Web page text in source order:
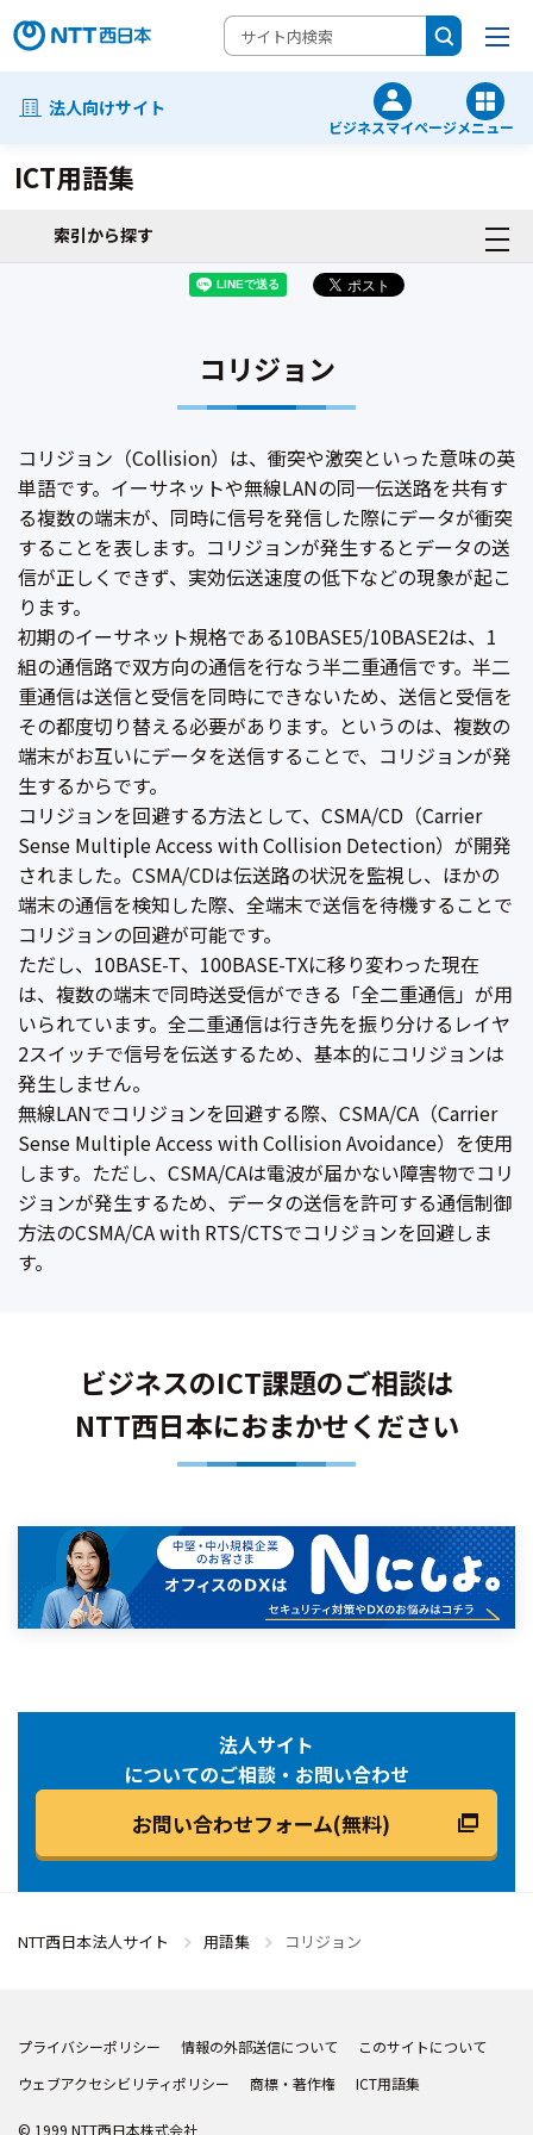
法人向けサイト
ビジネスマイページメニュー
ICT用語集
索引から探す
コリジョン
コリジョン（Collision）は、衝突や激突といった意味の英
単語です。イーサネットや無線LANの同一伝送路を共有す
る複数の端末が、同時に信号を発信した際にデータが衝突
することを表します。コリジョンが発生するとデータの送
信が正しくできず、実効伝送速度の低下などの現象が起こ
ります。
初期のイーサネット規格である10BASE5/10BASE2は、1
組の通信路で双方向の通信を行なう半二重通信です。半二
重通信は送信と受信を同時にできないため、送信と受信を
その都度切り替える必要があります。というのは、複数の
端末がお互いにデータを送信することで、コリジョンが発
生するからです。
コリジョンを回避する方法として、CSMA/CD（Carrier
Sense Multiple Access with Collision Detection）が開発
されました。CSMA/CDは伝送路の状況を監視し、ほかの
端末の通信を検知した際、全端末で送信を待機することで
コリジョンの回避が可能です。
ただし、10BASE-T、100BASE-TXに移り変わった現在
は、複数の端末で同時送受信ができる「全二重通信」が用
いられています。全二重通信は行き先を振り分けるレイヤ
2スイッチで信号を伝送するため、基本的にコリジョンは
発生しません。
無線LANでコリジョンを回避する際、CSMA/CA（Carrier
Sense Multiple Access with Collision Avoidance）を使用
します。ただし、CSMA/CAは電波が届かない障害物でコリ
ジョンが発生するため、データの送信を許可する通信制御
方法のCSMA/CA with RTS/CTSでコリジョンを回避しま
す。
ビジネスのICT課題のご相談は
NTT西日本におまかせください
法人サイト
についてのご相談・お問い合わせ
お問い合わせフォーム(無料)
NTT西日本法人サイト 用語集 コリジョン
プライバシーポリシー 情報の外部送信について
このサイトについて
ウェブアクセシビリティポリシー
商標・著作権 ICT用語集
© 1999 NTT西日本株式会社